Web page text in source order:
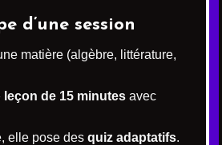
d’une session
matière (algèbre, littérature,
leçon de 15 minutes avec
elle pose des quiz adaptatifs.